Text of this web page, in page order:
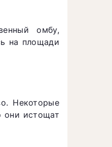
омбу,
на площади
Некоторые
они истощат